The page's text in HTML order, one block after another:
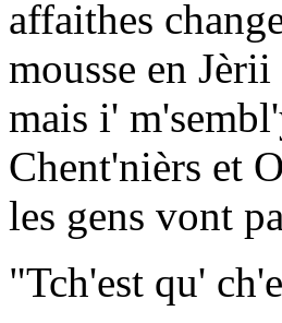
affaithes
mousse en
mais i'
Chent'nièrs et
les gens vont
"Tch'est qu'